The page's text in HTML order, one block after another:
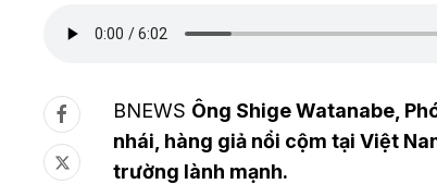
BNEWS Ông Shige Watanabe,
nhái, hàng giả nổi cộm tại Việt
trường lành mạnh.